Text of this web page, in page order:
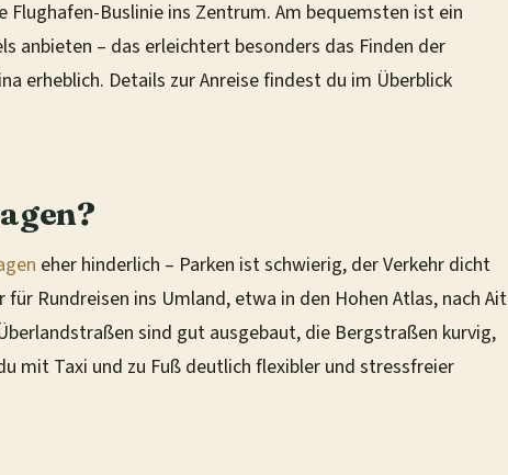
Buslinie ins Zentrum. Am bequemsten ist ein
anbieten – das erleichtert besonders das Finden der
erheblich. Details zur Anreise findest du im Überblick
eher hinderlich – Parken ist schwierig, der Verkehr dicht
Rundreisen ins Umland, etwa in den Hohen Atlas, nach Ait
sind gut ausgebaut, die Bergstraßen kurvig,
mit Taxi und zu Fuß deutlich flexibler und stressfreier